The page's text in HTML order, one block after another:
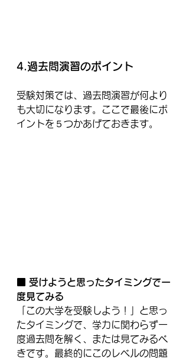
4.過去問演習のポイント
受験対策では、過去問演習が何より
も大切になります。ここで最後にポ
イントを５つかあげておきます。
■ 受けようと思ったタイミングで一
度見てみる
「この大学を受験しよう！」と思っ
たタイミングで、学力に関わらず一
度過去問を解く、または見てみるべ
きです。最終的にこのレベルの問題